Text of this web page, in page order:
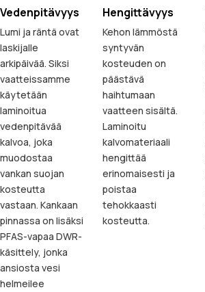
Vedenpitävyys
Lumi ja räntä ovat
laskijalle
arkipäivää. Siksi
vaatteissamme
käytetään
laminoitua
vedenpitävää
kalvoa, joka
muodostaa
vankan suojan
kosteutta
vastaan. Kankaan
pinnassa on lisäksi
PFAS-vapaa DWR-
käsittely, jonka
ansiosta vesi
helmeilee
Hengittävyys
Kehon lämmöstä
syntyvän
kosteuden on
päästävä
haihtumaan
vaatteen sisältä.
Laminoitu
kalvomateriaali
hengittää
erinomaisesti ja
poistaa
tehokkaasti
kosteutta.